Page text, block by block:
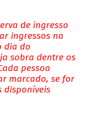
de ingresso
ingressos na
dia do
sobra dentre os
pessoa
marcado, se for
disponíveis